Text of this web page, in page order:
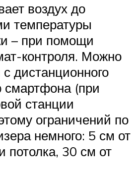
воздух до
температуры
– при помощи
контроля. Можно
дистанционного
смартфона (при
станции
ограничений по
немного: 5 см от
потолка, 30 см от